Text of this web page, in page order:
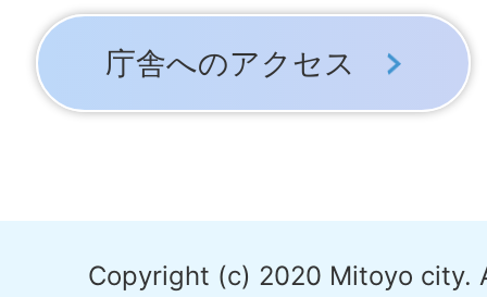
庁舎へのアクセス
Copyright (c) 2020 Mitoyo city.